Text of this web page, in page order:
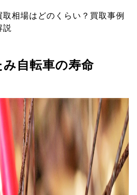
相場はどのくらい？買取事例
説
自転車の寿命